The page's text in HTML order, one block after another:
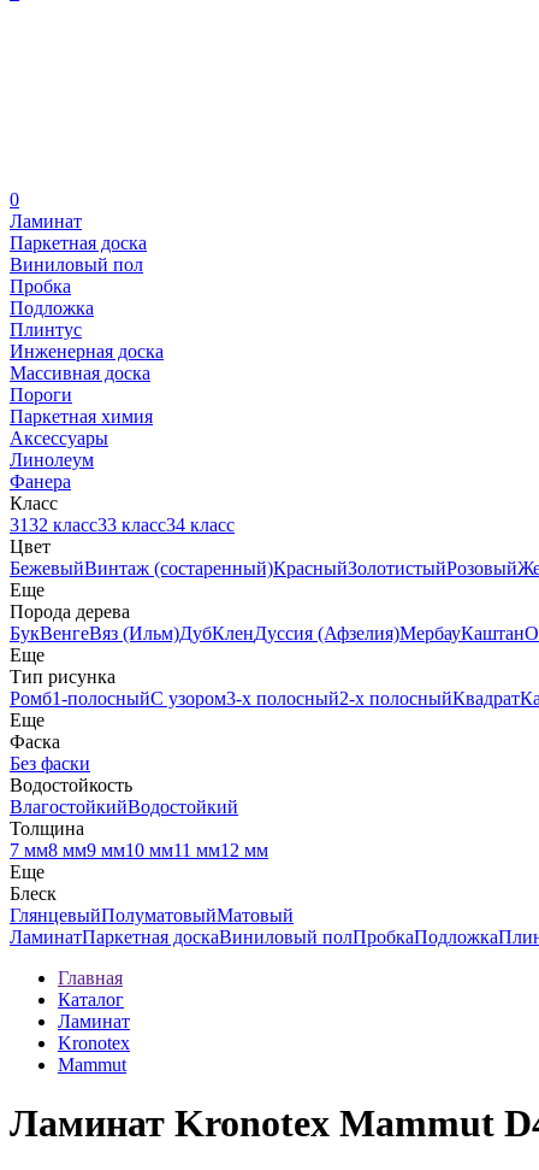
0
Ламинат
Паркетная доска
Виниловый пол
Пробка
Подложка
Плинтус
Инженерная доска
Массивная доска
Пороги
Паркетная химия
Аксессуары
Линолеум
Фанера
Класс
3132 класс33 класс34 класс
Цвет
БежевыйВинтаж (состаренный)КрасныйЗолотистыйРозовый
Еще
Порода дерева
БукВенгеВяз (Ильм)ДубКленДуссия (Афзелия)МербауКаштан
Еще
Тип рисунка
Ромб1-полосныйС узором3-х полосный2-х полосныйКвадрат
Еще
Фаска
Без фаски
Водостойкость
ВлагостойкийВодостойкий
Толщина
7 мм8 мм9 мм10 мм11 мм12 мм
Еще
Блеск
ГлянцевыйПолуматовыйМатовый
ЛаминатПаркетная доскаВиниловый полПробкаПодложка
Главная
Каталог
Ламинат
Kronotex
Mammut
Ламинат Kronotex Mammut